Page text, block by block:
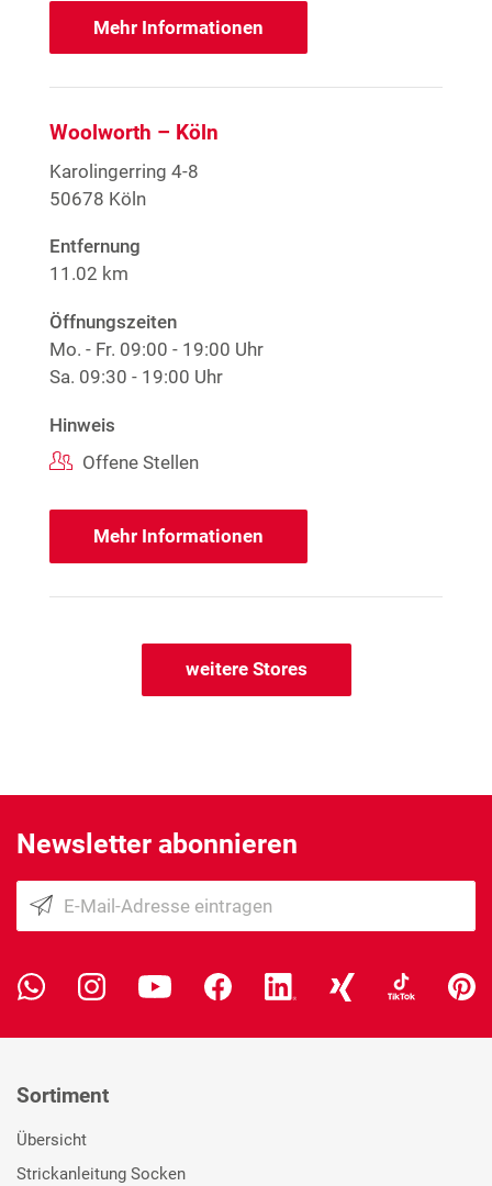
Mehr Informationen
Woolworth – Köln
Karolingerring 4-8
50678 Köln
Entfernung
11.02 km
Öffnungszeiten
Mo. - Fr. 09:00 - 19:00 Uhr
Sa. 09:30 - 19:00 Uhr
Hinweis
Offene Stellen
Mehr Informationen
weitere Stores
Newsletter abonnieren
Sortiment
Übersicht
Strickanleitung Socken